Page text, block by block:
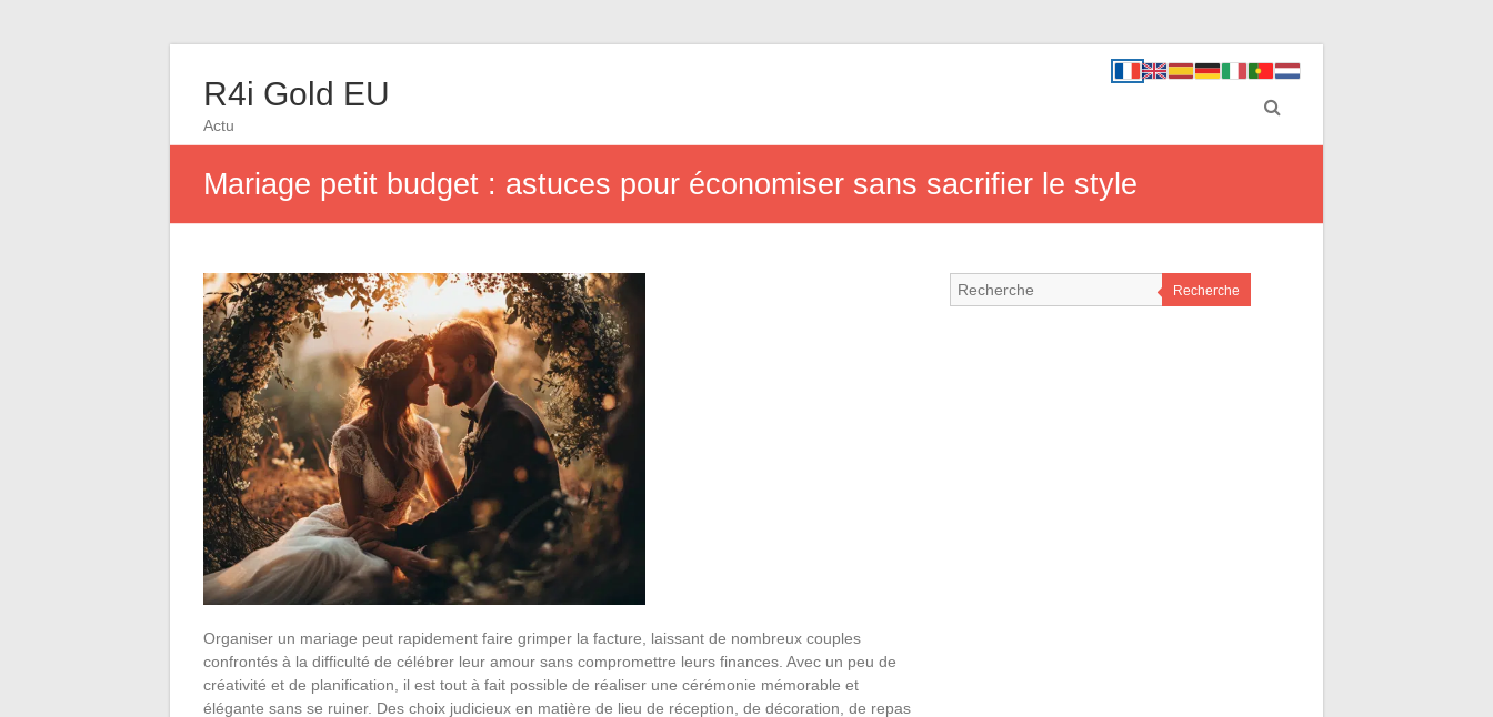
R4i Gold EU
Actu
Mariage petit budget : astuces pour économiser sans sacrifier le style
Organiser un mariage peut rapidement faire grimper la facture, laissant de nombreux couples
confrontés à la difficulté de célébrer leur amour sans compromettre leurs finances. Avec un peu de
créativité et de planification, il est tout à fait possible de réaliser une cérémonie mémorable et
élégante sans se ruiner. Des choix judicieux en matière de lieu de réception, de décoration, de repas
Recherche